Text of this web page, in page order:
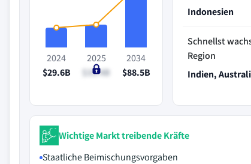
2024
$29.6B
2025
$33.4B
2034
$88.5B
Indonesien
Schnellst
Region
Indien,
Wichtige Markt treibende Kräfte
Staatliche Beimischungsvorgaben